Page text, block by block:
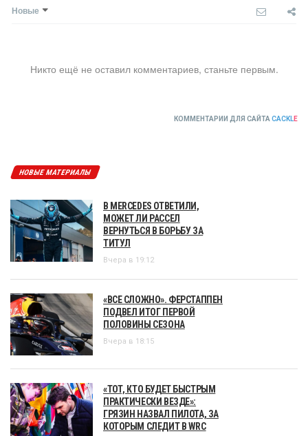
Новые
Никто ещё не оставил комментариев, станьте первым.
КОММЕНТАРИИ ДЛЯ САЙТА CACKLE
НОВЫЕ МАТЕРИАЛЫ
В MERCEDES ОТВЕТИЛИ,
МОЖЕТ ЛИ РАССЕЛ
ВЕРНУТЬСЯ В БОРЬБУ ЗА
ТИТУЛ
Вчера в 19:12
«ВСЕ СЛОЖНО». ФЕРСТАППЕН
ПОДВЕЛ ИТОГ ПЕРВОЙ
ПОЛОВИНЫ СЕЗОНА
Вчера в 18:15
«ТОТ, КТО БУДЕТ БЫСТРЫМ
ПРАКТИЧЕСКИ ВЕЗДЕ»:
ГРЯЗИН НАЗВАЛ ПИЛОТА, ЗА
КОТОРЫМ СЛЕДИТ В WRC